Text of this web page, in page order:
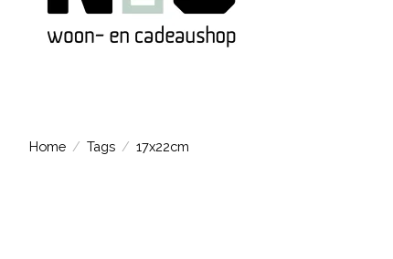
Home / Tags / 17x22cm